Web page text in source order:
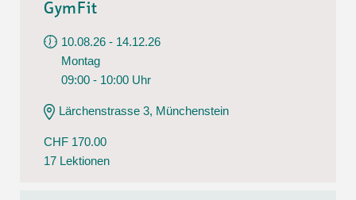
GymFit
10.08.26 - 14.12.26
Montag
09:00 - 10:00 Uhr
Lärchenstrasse 3, Münchenstein
CHF 170.00
17 Lektionen